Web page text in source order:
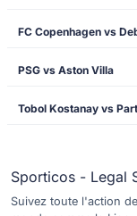
FC Copenhagen vs
PSG vs Aston Villa
Tobol Kostanay vs
Sporticos - Legal
Suivez toute l'action